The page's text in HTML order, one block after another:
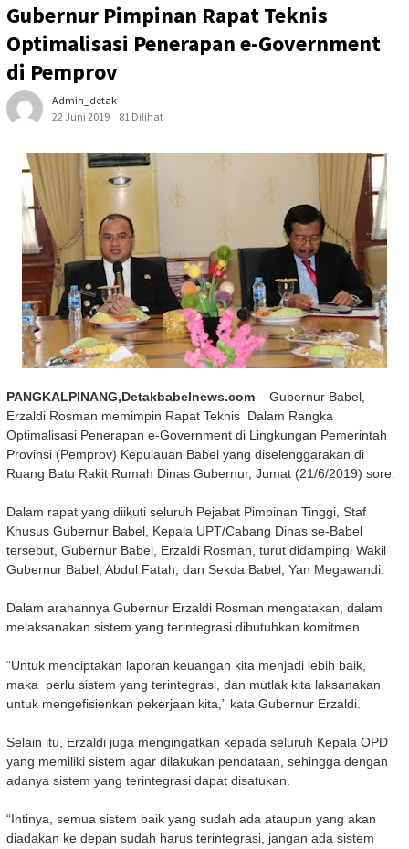
Gubernur Pimpinan Rapat Teknis
Optimalisasi Penerapan e-Government
di Pemprov
Admin_detak
22 Juni 2019
81 Dilihat
PANGKALPINANG,Detakbabelnews.com – Gubernur Babel,
Erzaldi Rosman memimpin Rapat Teknis Dalam Rangka
Optimalisasi Penerapan e-Government di Lingkungan Pemerintah
Provinsi (Pemprov) Kepulauan Babel yang diselenggarakan di
Ruang Batu Rakit Rumah Dinas Gubernur, Jumat (21/6/2019) sore.
Dalam rapat yang diikuti seluruh Pejabat Pimpinan Tinggi, Staf
Khusus Gubernur Babel, Kepala UPT/Cabang Dinas se-Babel
tersebut, Gubernur Babel, Erzaldi Rosman, turut didampingi Wakil
Gubernur Babel, Abdul Fatah, dan Sekda Babel, Yan Megawandi.
Dalam arahannya Gubernur Erzaldi Rosman mengatakan, dalam
melaksanakan sistem yang terintegrasi dibutuhkan komitmen.
“Untuk menciptakan laporan keuangan kita menjadi lebih baik,
maka perlu sistem yang terintegrasi, dan mutlak kita laksanakan
untuk mengefisienkan pekerjaan kita,” kata Gubernur Erzaldi.
Selain itu, Erzaldi juga mengingatkan kepada seluruh Kepala OPD
yang memiliki sistem agar dilakukan pendataan, sehingga dengan
adanya sistem yang terintegrasi dapat disatukan.
“Intinya, semua sistem baik yang sudah ada ataupun yang akan
diadakan ke depan sudah harus terintegrasi, jangan ada sistem